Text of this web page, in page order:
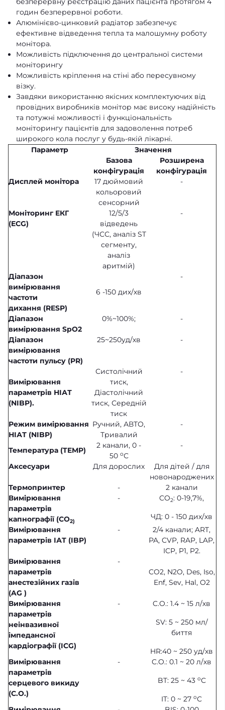
годин безперервної роботи.
Алюмінієво-цинковий радіатор забезпечує
ефективне відведення тепла та малошумну роботу
монітора.
Можливість підключення до центральної системи
моніторингу
Можливість кріплення на стіні або пересувному
візку.
Завдяки використанню якісних комплектуючих від
провідних виробників монітор має високу надійність
та потужні можливості і функціональність
моніторингу пацієнтів для задоволення потреб
широкого кола послуг у будь-якій лікарні.
Параметр
Значення
Базова
конфігурація
Розширена
конфігурація
Дисплей монітора
17 дюймовий
кольоровий
сенсорний
-
Моніторинг ЕКГ
(ECG)
12/5/3
відведень
(ЧСС, аналіз ST
сегменту,
аналіз
аритмій)
-
Діапазон
вимірювання
частоти
дихання (RESP)
6 -150 дих/хв
-
Діапазон
вимірювання SpO2
0%~100%; -
Діапазон
вимірювання
частоти пульсу (PR)
25~250уд/хв -
Вимірювання
параметрів НІАТ
(NIBP).
Систолічний
тиск,
Діастолічний
тиск, Середній
тиск
-
Режим вимірювання
НІАТ (NIBP)
Ручний, АВТО,
Тривалий
-
Температура (TEMP)
2 канали, 0 -
50 оС
-
Аксесуари Для дорослих
Для дітей / для
новонароджених
Термопринтер
-
2 канали
Вимірювання
параметрів
капнографії (CO2)
- CO2: 0-19,7%,
ЧД: 0 - 150 дих/хв
Вимірювання
параметрів ІАТ (IBP)
-
2/4 канали; ART,
PA, CVP, RAP, LAP,
ICP, P1, P2.
Вимірювання
параметрів
анестезійних газів
(AG )
-
CO2, N2O, Des, Iso,
Enf, Sev, Hal, O2
Вимірювання
параметрів
неінвазивної
імпедансної
кардіографії (ICG)
- C.O.: 1.4 ~ 15 л/хв
SV: 5 ~ 250 мл/
биття
HR:40 ~ 250 уд/хв
Вимірювання
параметрів
серцевого викиду
(C.O.)
- C.O.: 0.1 ~ 20 л/хв
BT: 25 ~ 43 оС
IT: 0 ~ 27 оС